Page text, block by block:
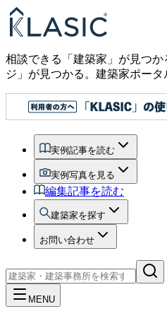
相談できる「建築家」が見つ
ジ」が見つかる。 建築家ポータ
実例記事を読む
実例写真を見る
編集記事を読む
建築家を探す
お問い合わせ
MENU